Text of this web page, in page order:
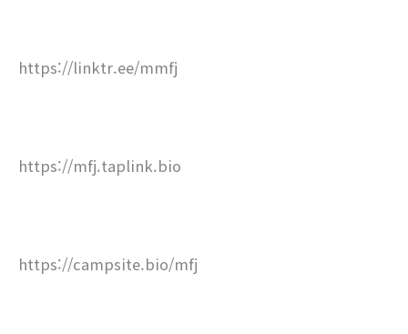
https://linktr.ee/mmfj
https://mfj.taplink.bio
https://campsite.bio/mfj